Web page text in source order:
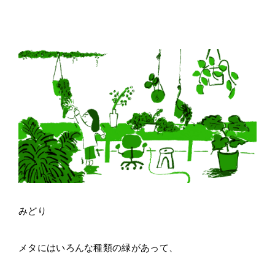
みどり
メタにはいろんな種類の緑があって、